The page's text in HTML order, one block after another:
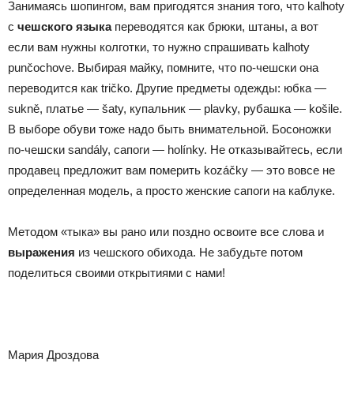
Занимаясь шопингом, вам пригодятся знания того, что kalhoty
с чешского языкапереводятся как брюки, штаны, а вот
если вам нужны колготки, то нужно спрашивать kalhoty
punčochove. Выбирая майку, помните, что по-чешски она
переводится как tričko. Другие предметы одежды: юбка —
sukně, платье — šaty, купальник — plavky, рубашка — košile.
В выборе обуви тоже надо быть внимательной. Босоножки
по-чешски sandály, сапоги — holínky. Не отказывайтесь, если
продавец предложит вам померить kozáčky — это вовсе не
определенная модель, а просто женские сапоги на каблуке.
Методом «тыка» вы рано или поздно освоите все слова и
выражения из чешского обихода. Не забудьте потом
поделиться своими открытиями с нами!
Мария Дроздова